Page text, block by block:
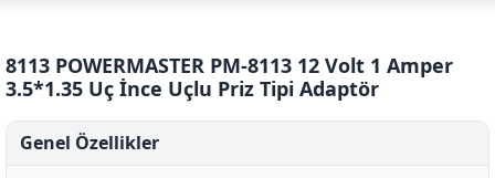
8113 POWERMASTER PM-8113 12 Volt 1 Amper
3.5*1.35 Uç İnce Uçlu Priz Tipi Adaptör
Genel Özellikler